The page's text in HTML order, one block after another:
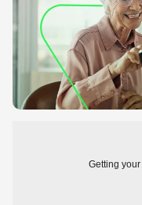
Getting your